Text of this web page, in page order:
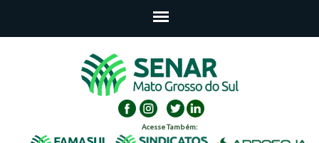
Acesse Também: